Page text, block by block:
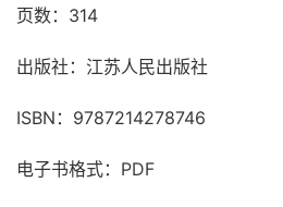
页数：314
出版社：江苏人民出版社
ISBN：9787214278746
电子书格式：PDF